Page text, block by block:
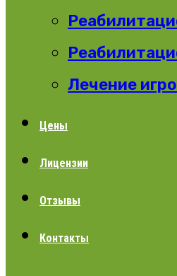
Лечение
Цены
Лицензии
Отзывы
Контакты